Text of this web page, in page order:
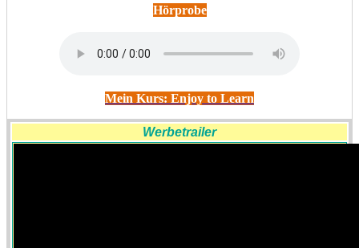
Hörprobe
Mein Kurs: Enjoy to Learn
Werbetrailer